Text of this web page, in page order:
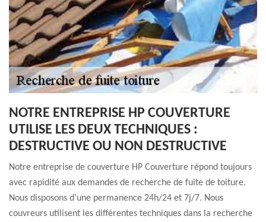
NOTRE ENTREPRISE HP COUVERTURE
UTILISE LES DEUX TECHNIQUES :
DESTRUCTIVE OU NON DESTRUCTIVE
Notre entreprise de couverture HP Couverture répond toujours
avec rapidité aux demandes de recherche de fuite de toiture.
Nous disposons d’une permanence 24h/24 et 7j/7. Nous
couvreurs utilisent les différentes techniques dans la recherche